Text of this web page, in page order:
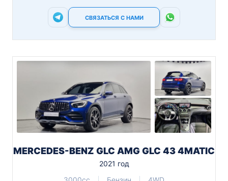
СВЯЗАТЬСЯ С НАМИ
MERCEDES-BENZ GLC AMG GLC 43 4MATIC
2021 год